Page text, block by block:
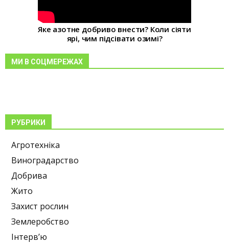
Яке азотне добриво внести? Коли сіяти
ярі, чим підсівати озимі?
МИ В СОЦМЕРЕЖАХ
РУБРИКИ
Агротехніка
Виноградарство
Добрива
Жито
Захист рослин
Землеробство
Інтерв’ю